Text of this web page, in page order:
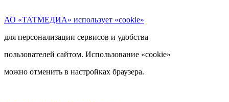
АО «ТАТМЕДИА» использует «cookie»
для персонализации сервисов и удобства
пользователей сайтом. Использование «cookie»
можно отменить в настройках браузера.